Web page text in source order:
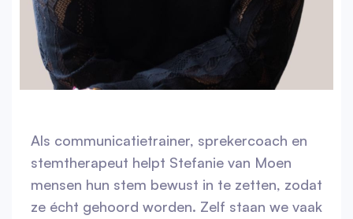
Als communicatietrainer, sprekercoach en
stemtherapeut helpt Stefanie van Moen
mensen hun stem bewust in te zetten, zodat
ze écht gehoord worden. Zelf staan we vaak